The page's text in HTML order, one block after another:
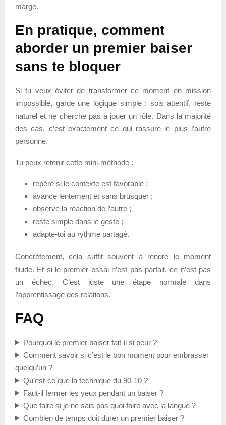
marge.
En pratique, comment
aborder un premier baiser
sans te bloquer
Si tu veux éviter de transformer ce moment en mission
impossible, garde une logique simple : sois attentif, reste
naturel et ne cherche pas à jouer un rôle. Dans la majorité
des cas, c’est exactement ce qui rassure le plus l’autre
personne.
Tu peux retenir cette mini-méthode :
repère si le contexte est favorable ;
avance lentement et sans brusquer ;
observe la réaction de l’autre ;
reste simple dans le geste ;
adapte-toi au rythme partagé.
Concrètement, cela suffit souvent à rendre le moment
fluide. Et si le premier essai n’est pas parfait, ce n’est pas
un échec. C’est juste une étape normale dans
l’apprentissage des relations.
FAQ
Pourquoi le premier baiser fait-il si peur ?
Comment savoir si c’est le bon moment pour embrasser
quelqu’un ?
Qu’est-ce que la technique du 90-10 ?
Faut-il fermer les yeux pendant un baiser ?
Que faire si je ne sais pas quoi faire avec la langue ?
Combien de temps doit durer un premier baiser ?